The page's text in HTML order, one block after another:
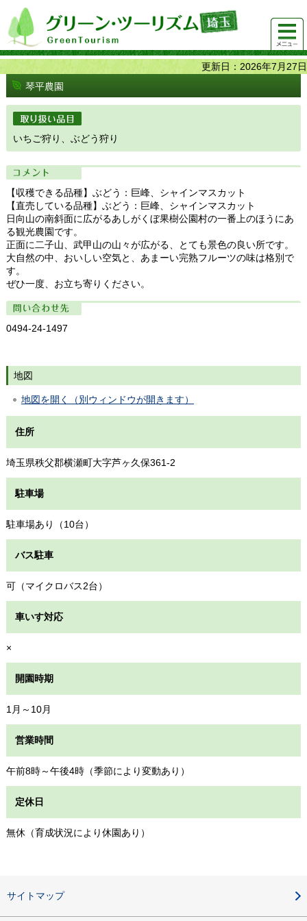
グリーンツーリズム埼玉 緑豊かな農山村で 楽しく！
美味しく！
メニュ
ー
更新日：2026年7月27日
琴平農園
取り扱い品目
いちご狩り、ぶどう狩り
コメント
【収穫できる品種】ぶどう：巨峰、シャインマスカット
【直売している品種】ぶどう：巨峰、シャインマスカット
日向山の南斜面に広がるあしがくぼ果樹公園村の一番上のほうにあ
る観光農園です。
正面に二子山、武甲山の山々が広がる、とても景色の良い所です。
大自然の中、おいしい空気と、あまーい完熟フルーツの味は格別で
す。
ぜひ一度、お立ち寄りください。
問い合わせ先
0494-24-1497
地図
地図を開く（別ウィンドウが開きます）
住所
埼玉県秩父郡横瀬町大字芦ヶ久保361-2
駐車場
駐車場あり（10台）
バス駐車
可（マイクロバス2台）
車いす対応
×
開園時期
1月～10月
営業時間
午前8時～午後4時（季節により変動あり）
定休日
無休（育成状況により休園あり）
サイトマップ